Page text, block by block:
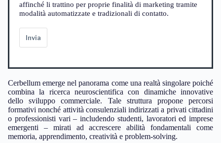
affinché li trattino per proprie finalità di marketing tramite
modalità automatizzate e tradizionali di contatto.
Invia
Cerbellum emerge nel panorama come una realtà singolare poiché
combina la ricerca neuroscientifica con dinamiche innovative
dello sviluppo commerciale. Tale struttura propone percorsi
formativi nonché attività consulenziali indirizzati a privati cittadini
o professionisti vari – includendo studenti, lavoratori ed imprese
emergenti – mirati ad accrescere abilità fondamentali come
memoria, apprendimento, creatività e problem-solving.